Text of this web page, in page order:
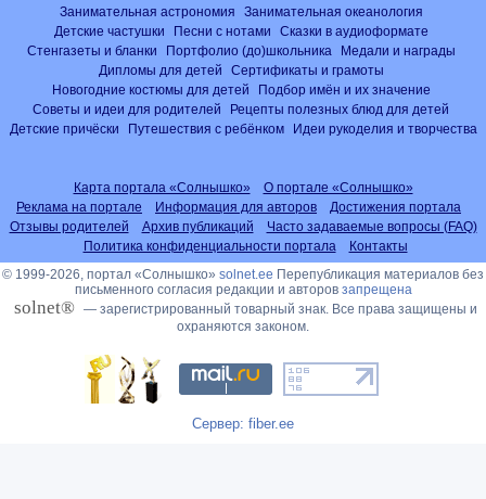
Занимательная астрономия
Занимательная океанология
Детские частушки
Песни с нотами
Сказки в аудиоформате
Стенгазеты и бланки
Портфолио (до)школьника
Медали и награды
Дипломы для детей
Сертификаты и грамоты
Новогодние костюмы для детей
Подбор имён и их значение
Советы и идеи для родителей
Рецепты полезных блюд для детей
Детские причёски
Путешествия с ребёнком Идеи рукоделия и творчества
Карта портала «Солнышко»
О портале «Солнышко»
Реклама на портале
Информация для авторов
Достижения портала
Отзывы родителей
Архив публикаций
Часто задаваемые вопросы (FAQ)
Политика конфиденциальности портала
Контакты
© 1999-2026, портал «Солнышко» solnet.ee Перепубликация материалов без
письменного согласия редакции и авторов запрещена
solnet® — зарегистрированный товарный знак. Все права защищены и
охраняются законом.
Сервер: fiber.ee